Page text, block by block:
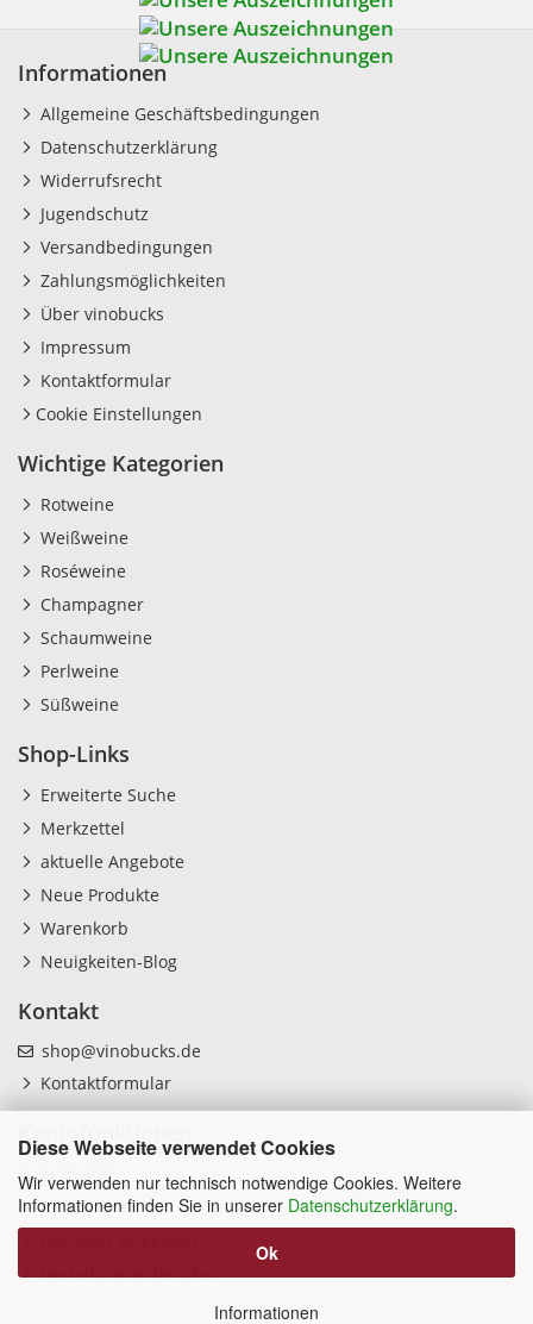
Diese Webseite verwendet Cookies
Wir verwenden nur technisch notwendige Cookies. Weitere
Informationen finden Sie in unserer Datenschutzerklärung.
Ok
Informationen
Informationen
Allgemeine Geschäftsbedingungen
Datenschutzerklärung
Widerrufsrecht
Jugendschutz
Versandbedingungen
Zahlungsmöglichkeiten
Über vinobucks
Impressum
Kontaktformular
Cookie Einstellungen
Wichtige Kategorien
Rotweine
Weißweine
Roséweine
Champagner
Schaumweine
Perlweine
Süßweine
Shop-Links
Erweiterte Suche
Merkzettel
aktuelle Angebote
Neue Produkte
Warenkorb
Neuigkeiten-Blog
Kontakt
shop@vinobucks.de
Kontaktformular
Anmelden
Registrieren
Bestellung widerrufen